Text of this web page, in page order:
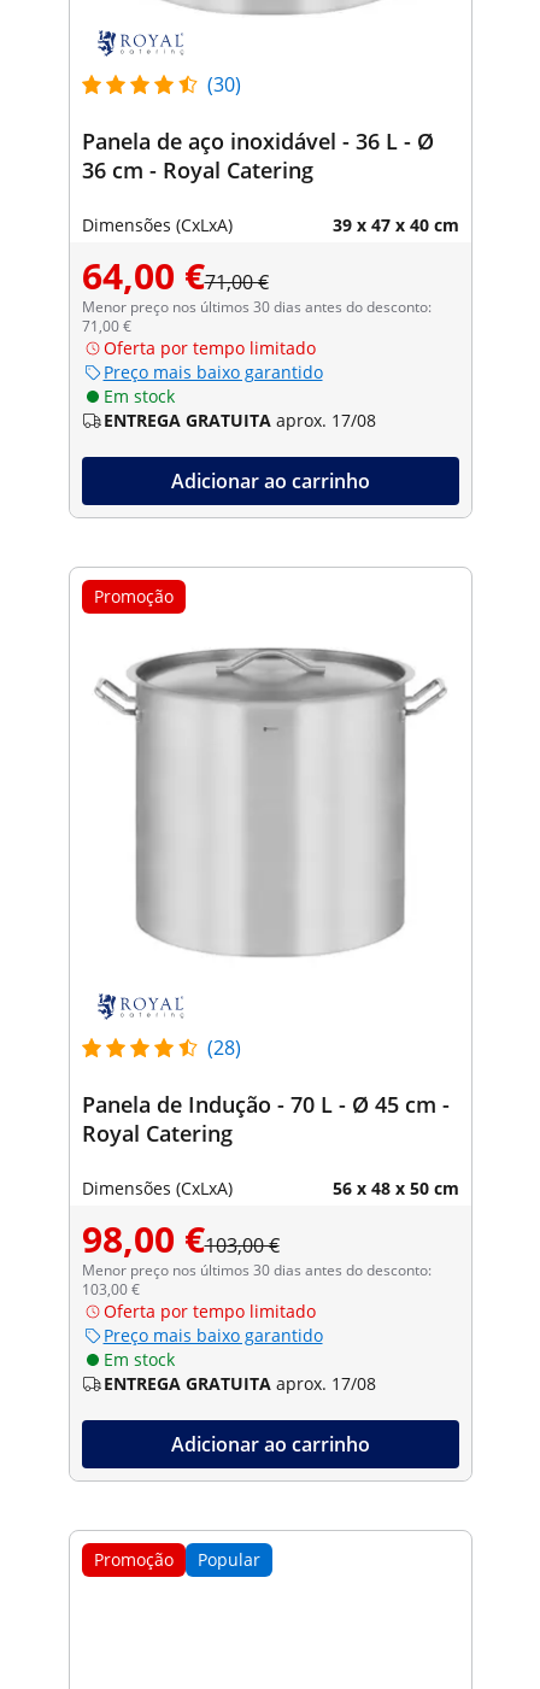
(30)
Panela de aço inoxidável - 36 L - Ø
36 cm - Royal Catering
Dimensões (CxLxA) 39 x 47 x 40 cm
64,00 €71,00 €
Menor preço nos últimos 30 dias antes do desconto:
71,00 €
Oferta por tempo limitado
Preço mais baixo garantido
Em stock
ENTREGA GRATUITA aprox. 17/08
Adicionar ao carrinho
Promoção
(28)
Panela de Indução - 70 L - Ø 45 cm -
Royal Catering
Dimensões (CxLxA) 56 x 48 x 50 cm
98,00 €103,00 €
Menor preço nos últimos 30 dias antes do desconto:
103,00 €
Oferta por tempo limitado
Preço mais baixo garantido
Em stock
ENTREGA GRATUITA aprox. 17/08
Adicionar ao carrinho
Promoção Popular